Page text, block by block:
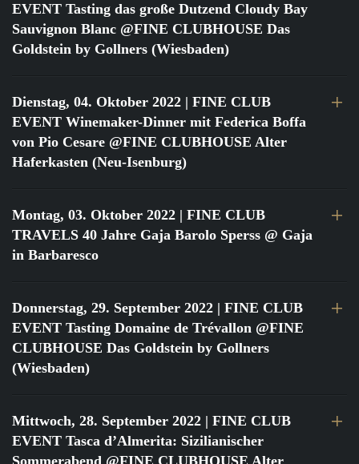
EVENT Tasting das große Dutzend Cloudy Bay
Sauvignon Blanc @FINE CLUBHOUSE Das
Goldstein by Gollners (Wiesbaden)
Dienstag, 04. Oktober 2022 | FINE CLUB
EVENT Winemaker-Dinner mit Federica Boffa
von Pio Cesare @FINE CLUBHOUSE Alter
Haferkasten (Neu-Isenburg)
Montag, 03. Oktober 2022 | FINE CLUB
TRAVELS 40 Jahre Gaja Barolo Sperss @ Gaja
in Barbaresco
Donnerstag, 29. September 2022 | FINE CLUB
EVENT Tasting Domaine de Trévallon @FINE
CLUBHOUSE Das Goldstein by Gollners
(Wiesbaden)
Mittwoch, 28. September 2022 | FINE CLUB
EVENT Tasca d’Almerita: Sizilianischer